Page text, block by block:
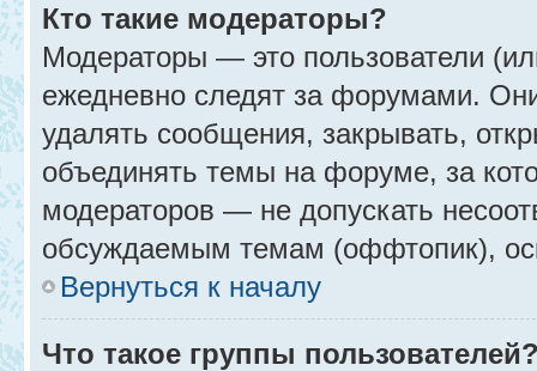
Кто такие модераторы?
Модераторы — это пользователи
ежедневно следят за форумами.
удалять сообщения, закрывать,
объединять темы на форуме, за
модераторов — не допускать
обсуждаемым темам (оффтопик),
Вернуться к началу
Что такое группы